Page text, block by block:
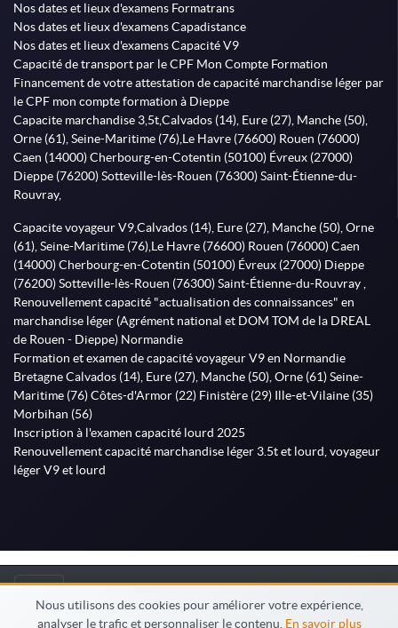
Nous utilisons des cookies pour améliorer votre expérience,
analyser le trafic et personnaliser le contenu. En savoir plus
Nos dates et lieux d'examens Formatrans
Nos dates et lieux d'examens Capadistance
Nos dates et lieux d'examens Capacité V9
Capacité de transport par le CPF Mon Compte Formation
Financement de votre attestation de capacité marchandise léger par
le CPF mon compte formation à Dieppe
Capacite marchandise 3,5t,Calvados (14), Eure (27), Manche (50),
Orne (61), Seine-Maritime (76),Le Havre (76600) Rouen (76000)
Caen (14000) Cherbourg-en-Cotentin (50100) Évreux (27000)
Dieppe (76200) Sotteville-lès-Rouen (76300) Saint-Étienne-du-
Rouvray,
Capacite voyageur V9,Calvados (14), Eure (27), Manche (50), Orne
(61), Seine-Maritime (76),Le Havre (76600) Rouen (76000) Caen
(14000) Cherbourg-en-Cotentin (50100) Évreux (27000) Dieppe
(76200) Sotteville-lès-Rouen (76300) Saint-Étienne-du-Rouvray ,
Renouvellement capacité "actualisation des connaissances" en
marchandise léger (Agrément national et DOM TOM de la DREAL
de Rouen - Dieppe) Normandie
Formation et examen de capacité voyageur V9 en Normandie
Bretagne Calvados (14), Eure (27), Manche (50), Orne (61) Seine-
Maritime (76) Côtes-d'Armor (22) Finistère (29) Ille-et-Vilaine (35)
Morbihan (56)
Inscription à l'examen capacité lourd 2025
Renouvellement capacité marchandise léger 3.5t et lourd, voyageur
léger V9 et lourd
© MonFormateur.info 2026